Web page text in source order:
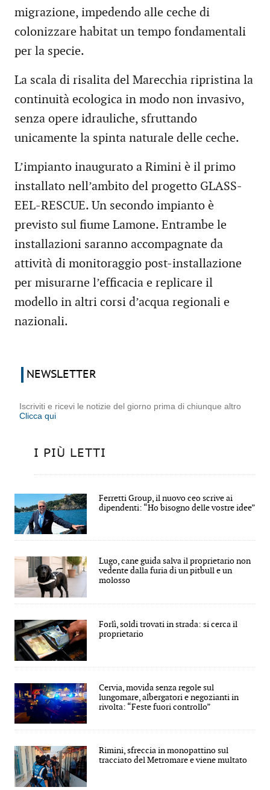
migrazione, impedendo alle ceche di
colonizzare habitat un tempo fondamentali
per la specie.
La scala di risalita del Marecchia ripristina la
continuità ecologica in modo non invasivo,
senza opere idrauliche, sfruttando
unicamente la spinta naturale delle ceche.
L’impianto inaugurato a Rimini è il primo
installato nell’ambito del progetto GLASS-
EEL-RESCUE. Un secondo impianto è
previsto sul fiume Lamone. Entrambe le
installazioni saranno accompagnate da
attività di monitoraggio post-installazione
per misurarne l’efficacia e replicare il
modello in altri corsi d’acqua regionali e
nazionali.
NEWSLETTER
Iscriviti e ricevi le notizie del giorno prima di chiunque altro
Clicca qui
I PIÙ LETTI
Ferretti Group, il nuovo ceo scrive ai
dipendenti: “Ho bisogno delle vostre idee”
Lugo, cane guida salva il proprietario non
vedente dalla furia di un pitbull e un
molosso
Forlì, soldi trovati in strada: si cerca il
proprietario
Cervia, movida senza regole sul
lungomare, albergatori e negozianti in
rivolta: “Feste fuori controllo”
Rimini, sfreccia in monopattino sul
tracciato del Metromare e viene multato